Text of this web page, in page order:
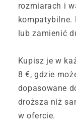
rozmiarach i
kompatybilne.
lub zamienić
Kupisz je w
8 €, gdzie
dopasowane
droższa niż
w ofercie.